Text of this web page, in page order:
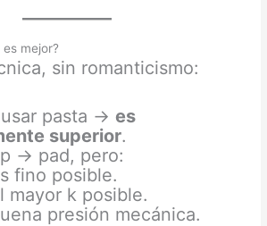
mejor?
sin romanticismo:
usar pasta →es
superior.
→ pad, pero:
fino posible.
mayor k posible.
presión mecánica.